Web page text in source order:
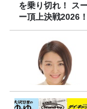
を乗り切れ！ ス
ー頂上決戦2026！